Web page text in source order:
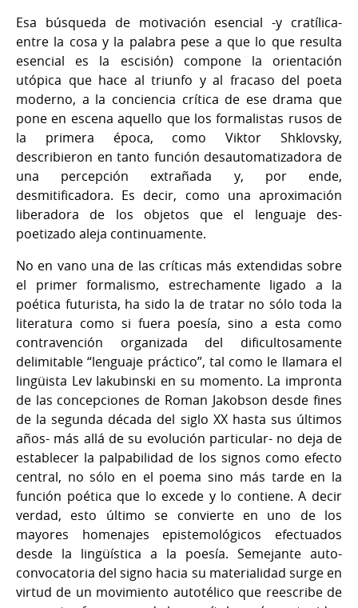
Esa búsqueda de motivación esencial -y cratílica-
entre la cosa y la palabra pese a que lo que resulta
esencial es la escisión) compone la orientación
utópica que hace al triunfo y al fracaso del poeta
moderno, a la conciencia crítica de ese drama que
pone en escena aquello que los formalistas rusos de
la primera época, como Viktor Shklovsky,
describieron en tanto función desautomatizadora de
una percepción extrañada y, por ende,
desmitificadora. Es decir, como una aproximación
liberadora de los objetos que el lenguaje des-
poetizado aleja continuamente.
No en vano una de las críticas más extendidas sobre
el primer formalismo, estrechamente ligado a la
poética futurista, ha sido la de tratar no sólo toda la
literatura como si fuera poesía, sino a esta como
contravención organizada del dificultosamente
delimitable “lenguaje práctico”, tal como le llamara el
lingüista Lev Iakubinski en su momento. La impronta
de las concepciones de Roman Jakobson desde fines
de la segunda década del siglo XX hasta sus últimos
años- más allá de su evolución particular- no deja de
establecer la palpabilidad de los signos como efecto
central, no sólo en el poema sino más tarde en la
función poética que lo excede y lo contiene. A decir
verdad, esto último se convierte en uno de los
mayores homenajes epistemológicos efectuados
desde la lingüística a la poesía. Semejante auto-
convocatoria del signo hacia su materialidad surge en
virtud de un movimiento autotélico que reescribe de